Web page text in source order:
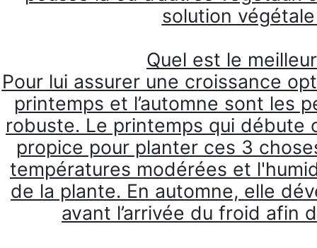
solution
Quel est le
Pour lui assurer une croissance
printemps et l’automne sont les
robuste. Le printemps qui débute
propice pour planter ces 3
températures modérées et
de la plante. En automne, elle
avant l’arrivée du froid afin